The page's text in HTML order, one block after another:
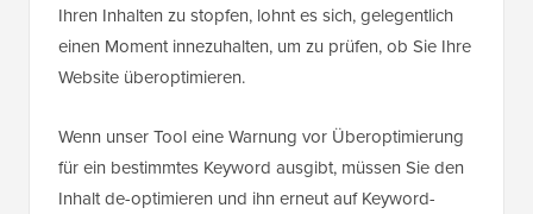
Ihren Inhalten zu stopfen, lohnt es sich, gelegentlich
einen Moment innezuhalten, um zu prüfen, ob Sie Ihre
Website überoptimieren.
Wenn unser Tool eine Warnung vor Überoptimierung
für ein bestimmtes Keyword ausgibt, müssen Sie den
Inhalt de-optimieren und ihn erneut auf Keyword-